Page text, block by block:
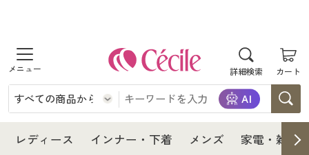
詳細検索 カート
商品を探す
レディース
インナー・下着
レディース インナー・下着 メンズ 家電・雑貨
レディース
レディース通販すべて
レディースファッション
インナー・下着
インナー・下着通販すべて
メンズ